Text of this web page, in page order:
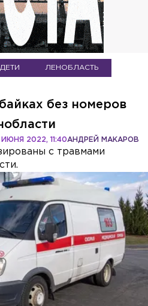
ДЕТИ ЛЕНОБЛАСТЬ
без номеров
АНДРЕЙ МАКАРОВ
ИЮНЯ 2022, 11:40
с травмами